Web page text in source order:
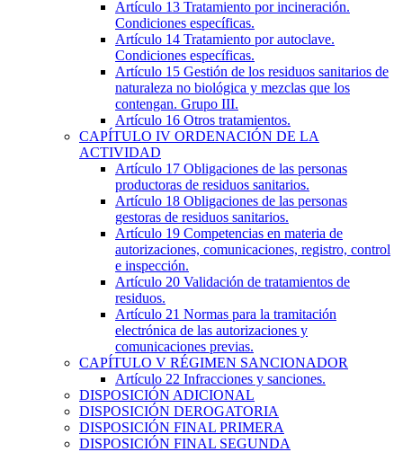
Artículo 13 Tratamiento por incineración.
Condiciones específicas.
Artículo 14 Tratamiento por autoclave.
Condiciones específicas.
Artículo 15 Gestión de los residuos sanitarios de
naturaleza no biológica y mezclas que los
contengan. Grupo III.
Artículo 16 Otros tratamientos.
CAPÍTULO IV ORDENACIÓN DE LA
ACTIVIDAD
Artículo 17 Obligaciones de las personas
productoras de residuos sanitarios.
Artículo 18 Obligaciones de las personas
gestoras de residuos sanitarios.
Artículo 19 Competencias en materia de
autorizaciones, comunicaciones, registro, control
e inspección.
Artículo 20 Validación de tratamientos de
residuos.
Artículo 21 Normas para la tramitación
electrónica de las autorizaciones y
comunicaciones previas.
CAPÍTULO V RÉGIMEN SANCIONADOR
Artículo 22 Infracciones y sanciones.
DISPOSICIÓN ADICIONAL
DISPOSICIÓN DEROGATORIA
DISPOSICIÓN FINAL PRIMERA
DISPOSICIÓN FINAL SEGUNDA